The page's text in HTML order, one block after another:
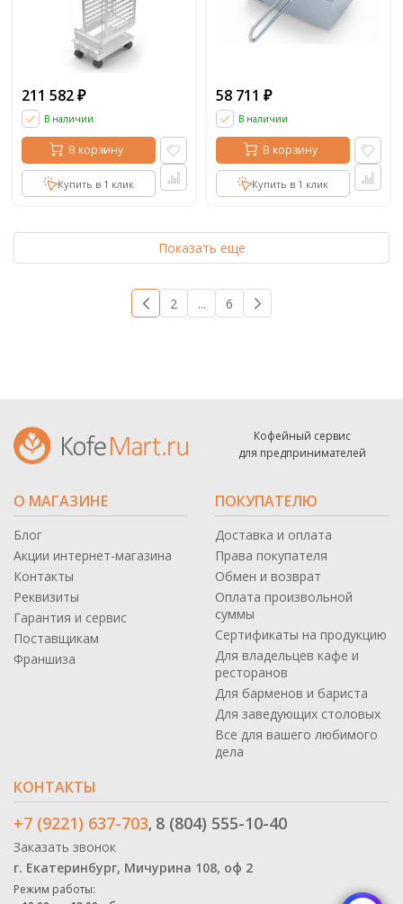
211 582 ₽
В наличии
В корзину
Купить в 1 клик
58 711 ₽
В наличии
В корзину
Купить в 1 клик
Показать еще
1 2 ... 6 →
Кофейный сервис
для предпринимателей
О МАГАЗИНЕ
Блог
Акции интернет-магазина
Контакты
Реквизиты
Гарантия и сервис
Поставщикам
Франшиза
ПОКУПАТЕЛЮ
Доставка и оплата
Права покупателя
Обмен и возврат
Оплата произвольной
суммы
Сертификаты на продукцию
Для владельцев кафе и
ресторанов
Для барменов и бариста
Для заведующих столовых
Все для вашего любимого
дела
КОНТАКТЫ
+7 (9221) 637-703, 8 (804) 555-10-40
Заказать звонок
г. Екатеринбург, Мичурина 108, оф 2
Режим работы: